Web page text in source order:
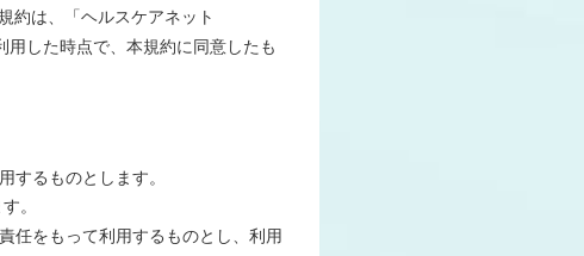
約は、「ヘルスケアネット
用した時点で、本規約に同意したも
るものとします。
。
任をもって利用するものとし、利用